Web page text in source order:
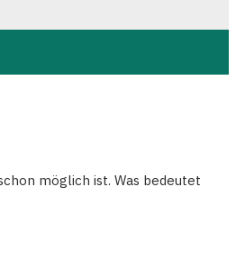
möglich ist. Was bedeutet